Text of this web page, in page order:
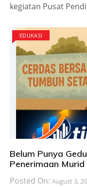
kegiatan Pusat
EDUKASI
Belum Punya
Penerimaan
Posted On: August 3,